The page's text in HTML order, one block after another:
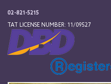
02-821-5215
TAT LICENSE NUMBER: 11/09527